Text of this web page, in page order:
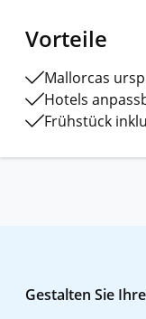
Vorteile
Mallorcas
Hotels
Frühstück
Gestalten Sie